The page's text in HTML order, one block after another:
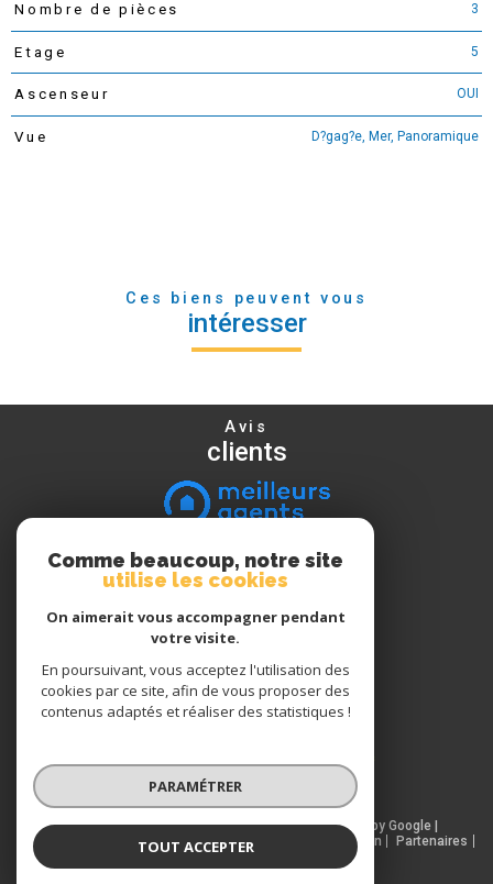
Nombre de pièces 3
Etage 5
Ascenseur OUI
Vue D?gag?e, Mer, Panoramique
Ces biens peuvent vous
intéresser
Avis
clients
Nous
suivre
Nous
adhérons
© 2026 | Tous droits réservés | Traduction powered by Google |
Nos honoraires
Plan du site Mentions légales Admin
Partenaires
Politique RGPD
Comme beaucoup, notre site
utilise les cookies
On aimerait vous accompagner pendant
votre visite.
En poursuivant, vous acceptez l'utilisation des
cookies par ce site, afin de vous proposer des
contenus adaptés et réaliser des statistiques !
PARAMÉTRER
TOUT ACCEPTER